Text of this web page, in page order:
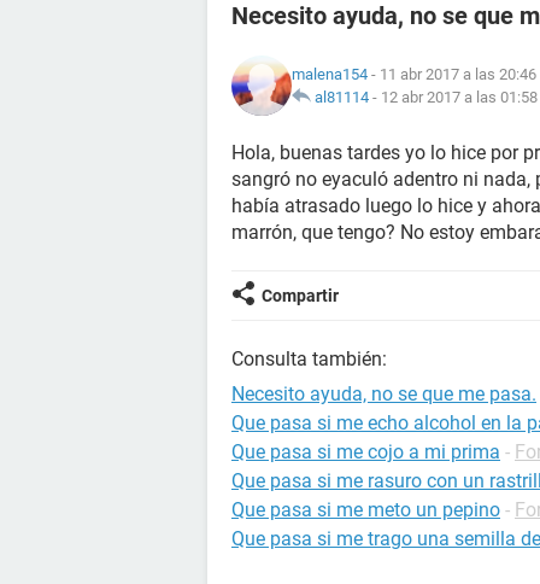
Necesito ayuda, no se que
malena154 - 11 abr 2017 a las 20:46
al81114 - 12 abr 2017 a las 01:58
Hola, buenas tardes yo lo hice por
sangró no eyaculó adentro ni nada,
había atrasado luego lo hice y
marrón, que tengo? No estoy
Compartir
Consulta también:
Necesito ayuda, no se que me pasa.
Que pasa si me echo alcohol en la
Que pasa si me cojo a mi prima -
Que pasa si me rasuro con un
Que pasa si me meto un pepino -
Que pasa si me trago una semilla